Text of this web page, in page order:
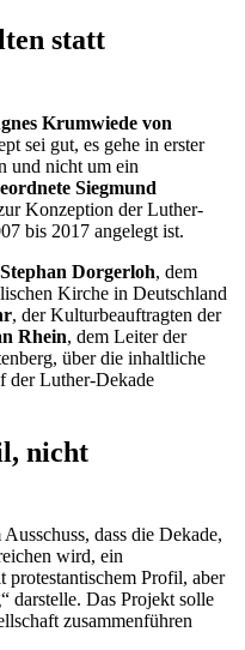
statt
Krumwiede von
sei gut, es gehe in erster
und nicht um ein
Siegmund
Konzeption der Luther-
bis 2017 angelegt ist.
Dorgerloh, dem
Kirche in Deutschland
, der Kulturbeauftragten der
Rhein, dem Leiter der
über die inhaltliche
der Luther-Dekade
nicht
dass die Dekade,
wird, ein
protestantischem Profil, aber
darstelle. Das Projekt solle
zusammenführen